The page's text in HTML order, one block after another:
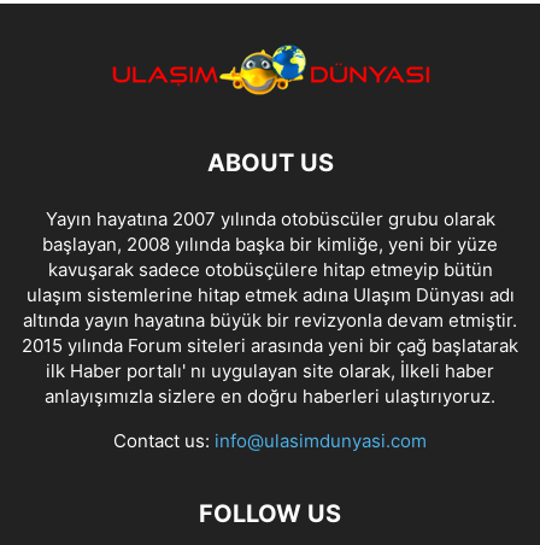
ABOUT US
Yayın hayatına 2007 yılında otobüscüler grubu olarak
başlayan, 2008 yılında başka bir kimliğe, yeni bir yüze
kavuşarak sadece otobüsçülere hitap etmeyip bütün
ulaşım sistemlerine hitap etmek adına Ulaşım Dünyası adı
altında yayın hayatına büyük bir revizyonla devam etmiştir.
2015 yılında Forum siteleri arasında yeni bir çağ başlatarak
ilk Haber portalı' nı uygulayan site olarak, İlkeli haber
anlayışımızla sizlere en doğru haberleri ulaştırıyoruz.
Contact us: info@ulasimdunyasi.com
FOLLOW US